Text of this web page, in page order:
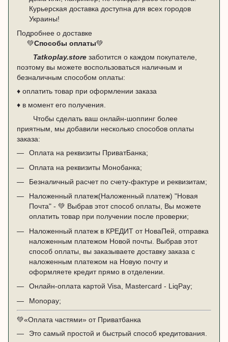
Курьерская доставка доступна для всех городов
Украины!
Подробнее о доставке
💚Способы оплаты💚
Tatkoplay.store заботится о каждом покупателе,
поэтому вы можете воспользоваться наличным и
безналичным способом оплаты:
♦ оплатить товар при оформлении заказа
♦ в момент его получения.
Чтобы сделать ваш онлайн-шоппинг более
приятным, мы добавили несколько способов оплаты
заказа:
Оплата на реквизиты ПриватБанка;
Оплата на реквизиты Монобанка;
Безналичный расчет по счету-фактуре и реквизитам;
Наложенный платеж(Наложенный платеж) "Новая
Почта" - 💚 Выбрав этот способ оплаты, Вы можете
оплатить товар при получении после проверки;
Наложенный платеж в КРЕДИТ от НоваПей, отправка
наложенным платежом Новой почты. Выбрав этот
способ оплаты, вы заказываете доставку заказа с
наложенным платежом на Новую почту и
оформляете кредит прямо в отделении.
Онлайн-оплата картой Visa, Mastercard - LiqPay;
Monopay;
💚«Оплата частями» от Приватбанка
Это самый простой и быстрый способ кредитования.